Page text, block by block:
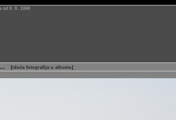
od 6. 6. 1998
… [iduća fotografija u albumu]